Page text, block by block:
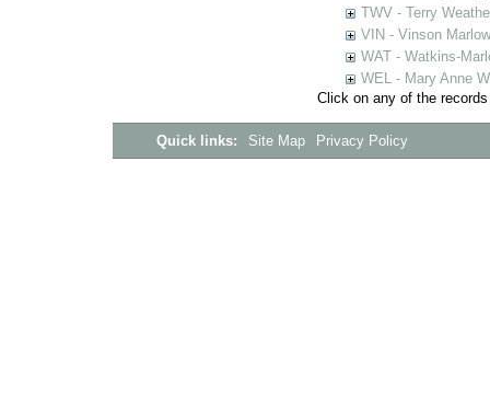
TWV - Terry
VIN - Vinson
WAT - Watkins-
WEL - Mary Anne
Click on any of the
Quick links: Site Map Privacy Policy